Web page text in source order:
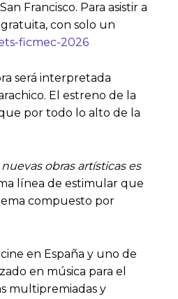
Francisco. Para asistir a
con solo un
ficmec-2026
será interpretada
El estreno de la
por todo lo alto de la
obras artísticas es
línea de estimular que
compuesto por
en España y uno de
en música para el
multipremiadas y